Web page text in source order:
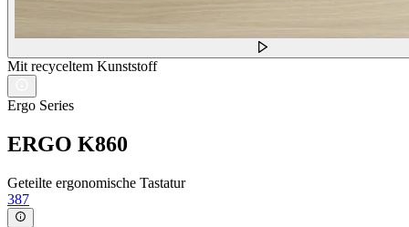
Mit recyceltem Kunststoff
Ergo Series
ERGO K860
Geteilte ergonomische Tastatur
387